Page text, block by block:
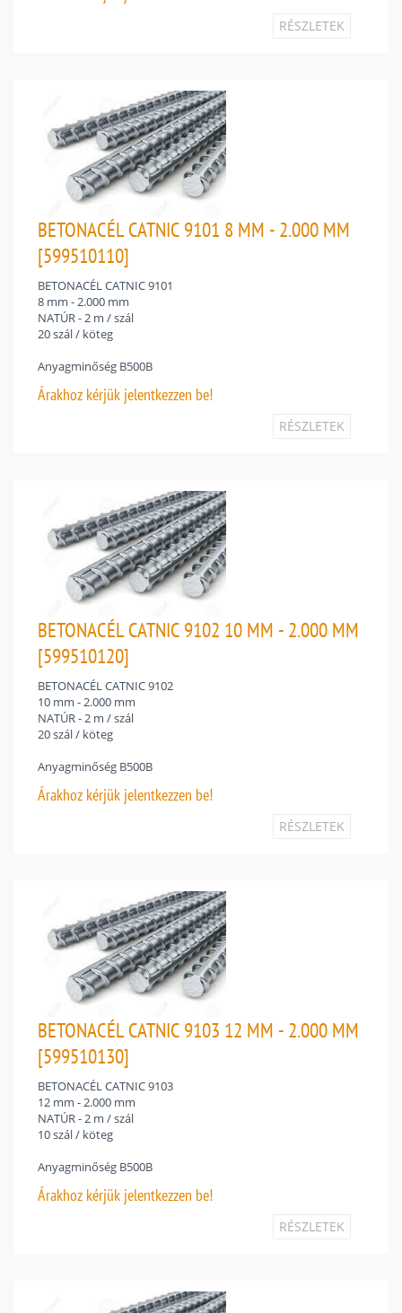
RÉSZLETEK
BETONACÉL CATNIC 9101 8 MM - 2.000 MM
[599510110]
BETONACÉL CATNIC 9101
8 mm - 2.000 mm
NATÚR - 2 m / szál
20 szál / köteg
Anyagminőség B500B
Árakhoz kérjük jelentkezzen be!
RÉSZLETEK
BETONACÉL CATNIC 9102 10 MM - 2.000 MM
[599510120]
BETONACÉL CATNIC 9102
10 mm - 2.000 mm
NATÚR - 2 m / szál
20 szál / köteg
Anyagminőség B500B
Árakhoz kérjük jelentkezzen be!
RÉSZLETEK
BETONACÉL CATNIC 9103 12 MM - 2.000 MM
[599510130]
BETONACÉL CATNIC 9103
12 mm - 2.000 mm
NATÚR - 2 m / szál
10 szál / köteg
Anyagminőség B500B
Árakhoz kérjük jelentkezzen be!
RÉSZLETEK